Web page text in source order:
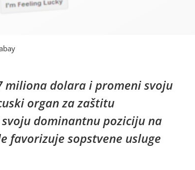
miliona dolara i promeni svoju
organ za zaštitu
dominantnu poziciju na
favorizuje sopstvene usluge